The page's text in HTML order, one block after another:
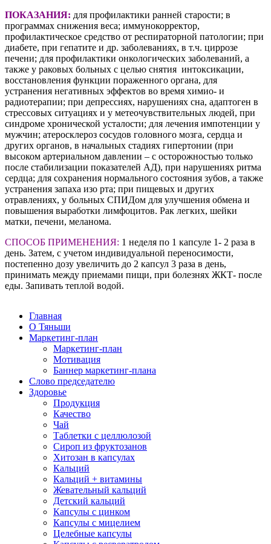
ПОКАЗАНИЯ: для профилактики ранней старости; в
программах снижения веса; иммунокорректор,
профилактическое средство от респираторной патологии; при
диабете, при гепатите и др. заболеваниях, в т.ч. циррозе
печени; для профилактики онкологических заболеваний, а
также у раковых больных с целью снятия интоксикации,
восстановления функции пораженного органа, для
устранения негативных эффектов во время химио- и
радиотерапии; при депрессиях, нарушениях сна, адаптоген в
стрессовых ситуациях и у метеочувствительных людей, при
синдроме хронической усталости; для лечения импотенции у
мужчин; атеросклероз сосудов головного мозга, сердца и
других органов, в начальных стадиях гипертонии (при
высоком артериальном давлении – с осторожностью только
после стабилизации показателей АД), при нарушениях ритма
сердца; для сохранения нормального состояния зубов, а также
устранения запаха изо рта; при пищевых и других
отравлениях, у больных СПИДом для улучшения обмена и
повышения выработки лимфоцитов. Рак легких, шейки
матки, печени, меланома.
СПОСОБ ПРИМЕНЕНИЯ: 1 неделя по 1 капсуле 1- 2 раза в
день. Затем, с учетом индивидуальной переносимости,
постепенно дозу увеличить до 2 капсул 3 раза в день,
принимать между приемами пищи, при болезнях ЖКТ- после
еды. Запивать теплой водой.
Главная
О Тяньши
Маркетинг-план
Маркетинг-план
Мотивация
Баннер маркетинг-плана
Слово председателю
Здоровье
Продукция
Качество
Чай
Таблетки с целлюлозой
Сироп из фруктозанов
Хитозан в капсулах
Кальций
Кальций + витамины
Жевательный кальций
Детский кальций
Капсулы с цинком
Капсулы с мицелием
Целебные капсулы